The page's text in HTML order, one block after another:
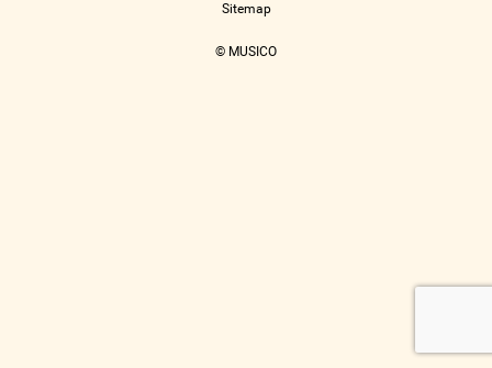
Sitemap
© MUSICO